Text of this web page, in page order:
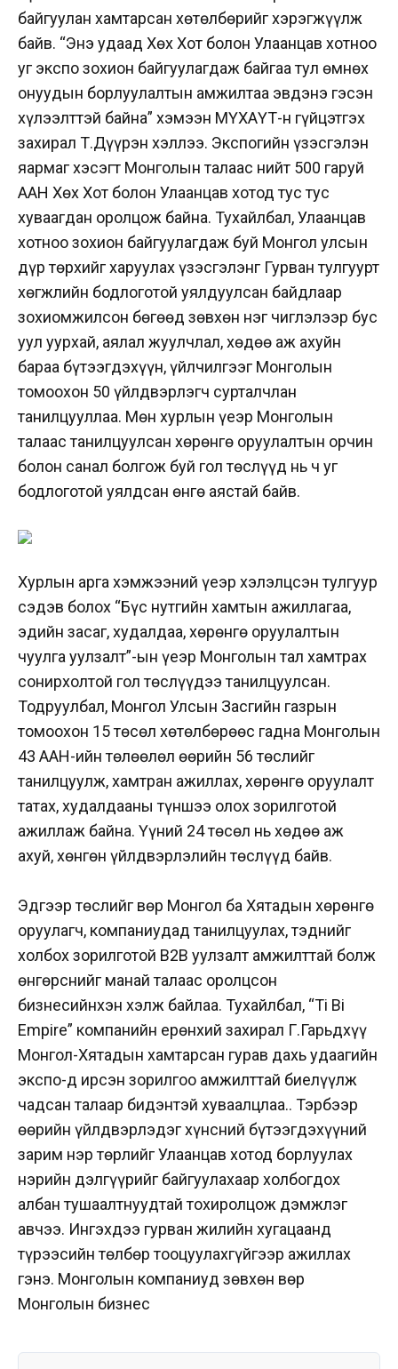
байгуулан хамтарсан хөтөлбөрийг хэрэгжүүлж
байв. “Энэ удаад Хөх Хот болон Улаанцав хотноо
уг экспо зохион байгуулагдаж байгаа тул өмнөх
онуудын борлуулалтын амжилтаа эвдэнэ гэсэн
хүлээлттэй байна” хэмээн МҮХАҮТ-н гүйцэтгэх
захирал Т.Дүүрэн хэллээ. Экспогийн үзэсгэлэн
яармаг хэсэгт Монголын талаас нийт 500 гаруй
ААН Хөх Хот болон Улаанцав хотод тус тус
хуваагдан оролцож байна. Тухайлбал, Улаанцав
хотноо зохион байгуулагдаж буй Монгол улсын
дүр төрхийг харуулах үзэсгэлэнг Гурван тулгуурт
хөгжлийн бодлоготой уялдуулсан байдлаар
зохиомжилсон бөгөөд зөвхөн нэг чиглэлээр бус
уул уурхай, аялал жуулчлал, хөдөө аж ахуйн
бараа бүтээгдэхүүн, үйлчилгээг Монголын
томоохон 50 үйлдвэрлэгч сурталчлан
танилцууллаа. Мөн хурлын үеэр Монголын
талаас танилцуулсан хөрөнгө оруулалтын орчин
болон санал болгож буй гол төслүүд нь ч уг
бодлоготой уялдсан өнгө аястай байв.
Хурлын арга хэмжээний үеэр хэлэлцсэн тулгуур
сэдэв болох “Бүс нутгийн хамтын ажиллагаа,
эдийн засаг, худалдаа, хөрөнгө оруулалтын
чуулга уулзалт”-ын үеэр Монголын тал хамтрах
сонирхолтой гол төслүүдээ танилцуулсан.
Тодруулбал, Монгол Улсын Засгийн газрын
томоохон 15 төсөл хөтөлбөрөөс гадна Монголын
43 ААН-ийн төлөөлөл өөрийн 56 төслийг
танилцуулж, хамтран ажиллах, хөрөнгө оруулалт
татах, худалдааны түншээ олох зорилготой
ажиллаж байна. Үүний 24 төсөл нь хөдөө аж
ахуй, хөнгөн үйлдвэрлэлийн төслүүд байв.
Эдгээр төслийг Өвөр Монгол ба Хятадын хөрөнгө
оруулагч, компаниудад танилцуулах, тэднийг
холбох зорилготой B2B уулзалт амжилттай болж
өнгөрснийг манай талаас оролцсон
бизнесийнхэн хэлж байлаа. Тухайлбал, “Ti Bi
Empire” компанийн ерөнхий захирал Г.Гарьдхүү
Монгол-Хятадын хамтарсан гурав дахь удаагийн
экспо-д ирсэн зорилгоо амжилттай биелүүлж
чадсан талаар бидэнтэй хуваалцлаа.. Тэрбээр
өөрийн үйлдвэрлэдэг хүнсний бүтээгдэхүүний
зарим нэр төрлийг Улаанцав хотод борлуулах
нэрийн дэлгүүрийг байгуулахаар холбогдох
албан тушаалтнуудтай тохиролцож дэмжлэг
авчээ. Ингэхдээ гурван жилийн хугацаанд
түрээсийн төлбөр тооцуулахгүйгээр ажиллах
гэнэ. Монголын компаниуд зөвхөн Өвөр
Монголын бизнес